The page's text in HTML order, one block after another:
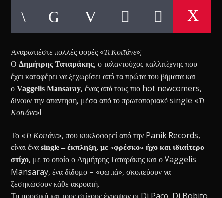
Αναρωτιέστε πολλές φορές «Τι Κοιτάνε»;
Ο Δημήτρης Ταταράκης, ο ταλαντούχος καλλιτέχνης που
έχει καταφέρει να ξεχωρίσει από τα πρώτα του βήματα και
οVaggelis Mansaray, ένας από τους πιο hot newcomers,
δίνουν την απάντηση, μέσα από το πρωτοποριακό single «Τι
Κοιτάνε»!
Το «Τι Κοιτάνε», που κυκλοφορεί από την Panik Records,
είναι ένα single – έκπληξη, με «φρέσκο» ήχο και ιδιαίτερο
στίχο, με το οποίο ο Δημήτρης Ταταράκης και ο Vaggelis
Mansaray, ένα δίδυμο – «φωτιά», σκοπεύουν να
ξεσηκώσουν κάθε ακροατή.
Τη μουσική και τους στίχους έγραψαν οι Dj Paco, Dj Bobito